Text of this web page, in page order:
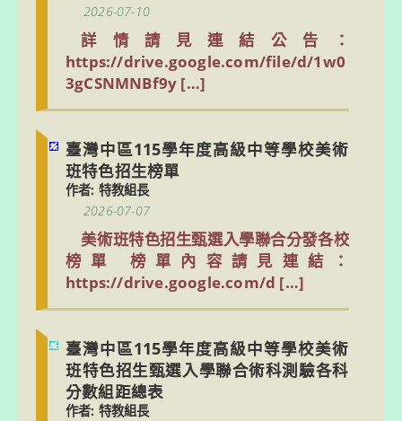
2026-07-10
詳情請見連結公告：
https://drive.google.com/file/d/1w0
3gCSNMNBf9y […]
臺灣中區115學年度高級中等學校美術
班特色招生榜單
作者: 特教組長
2026-07-07
美術班特色招生甄選入學聯合分發各校
榜單 榜單內容請見連結：
https://drive.google.com/d […]
臺灣中區115學年度高級中等學校美術
班特色招生甄選入學聯合術科測驗各科
分數組距總表
作者: 特教組長